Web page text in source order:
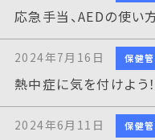
応急手当、AEDの使い
2024年7月16日 保健
熱中症に気を付けよう！
2024年6月11日 保健